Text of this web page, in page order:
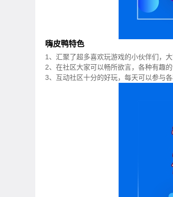
嗨皮鸭特色
1、汇聚了超多喜欢玩游戏的小伙伴们，
2、在社区大家可以畅所欲言，各种有趣
3、互动社区十分的好玩，每天可以参与